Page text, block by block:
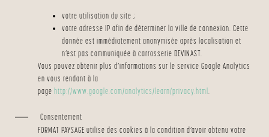
votre utilisation du site ;
votre adresse IP afin de déterminer la ville de connexion. Cette
donnée est immédiatement anonymisée après localisation et
n’est pas communiquée à carrosserie DEVINAST.
Vous pouvez obtenir plus d’informations sur le service Google Analytics
en vous rendant à la
pagehttp://www.google.com/analytics/learn/privacy.html
Consentement
FORMAT PAYSAGE utilise des cookies à la condition d’avoir obtenu votre